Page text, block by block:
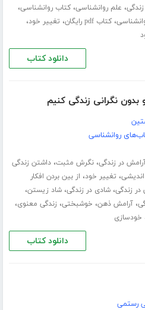
، علم روانشناسی،کتاب روانشناسی،
،کتاب pdf رایگان ، تغییر خود،
دانلود کتاب
بدون نگرانی زندگی کنیم
روانشناسی
در زندگی،نگرش مثبت،داشتن زندگی
، تغییر خود، از بین بردن افکار
زندگی،شادی در زندگی،شاد زیستن،
،آرامش ذهن، خوشبختی، زندگی معنوی،
خودسازی
دانلود کتاب
رستمی